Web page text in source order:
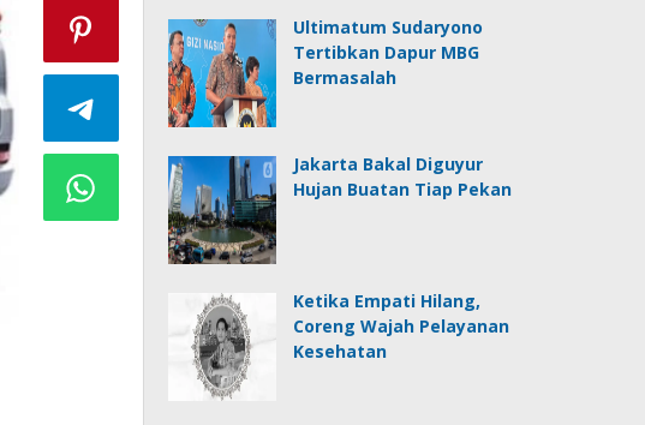
Ultimatum Sudaryono
Tertibkan Dapur MBG
Bermasalah
Jakarta Bakal Diguyur
Hujan Buatan Tiap Pekan
Ketika Empati Hilang,
Coreng Wajah Pelayanan
Kesehatan